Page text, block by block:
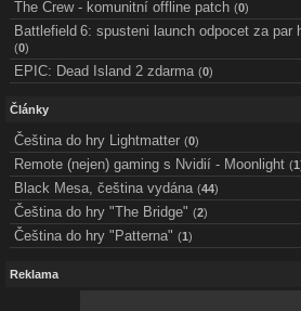
The Crew - komunitní offline patch (0)
Battlefield 6: spusteni launch odpocet za par
(0)
EPIC: Dead Island 2 zdarma (0)
Články
Čeština do hry Lightmatter (0)
Remote (nejen) gaming s Nvidií - Moonlight (1
Black Mesa, čeština vydána (44)
Čeština do hry "The Bridge" (2)
Čeština do hry "Patterna" (1 )
Reklama